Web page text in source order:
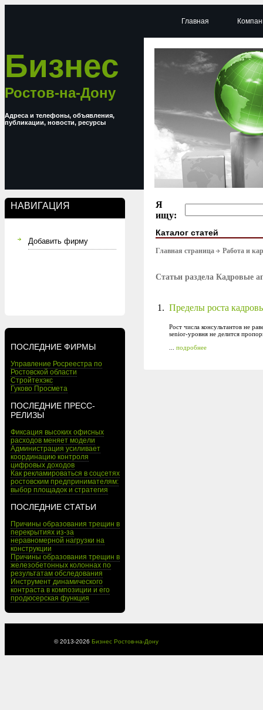
Бизнес
Ростов-на-Дону
Адреса и телефоны, объявления,
публикации, новости, ресурсы
НАВИГАЦИЯ
Добавить фирму
ПОСЛЕДНИЕ ФИРМЫ
Управление Росреестра по
Ростовской области
Стройтехэкс
Гуково Просмета
ПОСЛЕДНИЕ ПРЕСС-
РЕЛИЗЫ
Фиксация высоких офисных
расходов меняет модели
Администрация усиливает
координацию контроля
цифровых доходов
Как рекламироваться в соцсетях
ростовским предпринимателям:
выбор площадок и стратегия
ПОСЛЕДНИЕ СТАТЬИ
Причины образования трещин в
перекрытиях из-за
неравномерной нагрузки на
конструкции
Причины образования трещин в
железобетонных колоннах по
результатам обследования
Инструмент динамического
контраста в композиции и его
продюсерская функция
Главная
Я
ищу:
Каталог статей
Главная страница Работа и
Статьи раздела Кадровые
1. Пределы роста
Рост числа консультантов не
senior-уровня не делится
подробнее
© 2013-2026 Бизнес Ростов-на-Дону